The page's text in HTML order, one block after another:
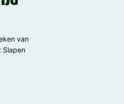
van
Slapen